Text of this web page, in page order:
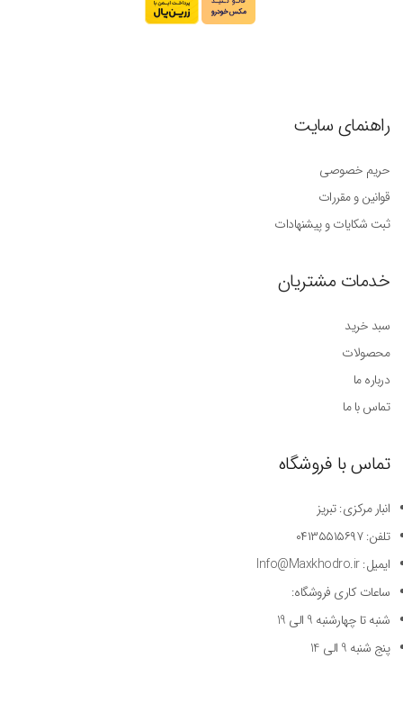
راهنمای سایت
حریم خصوصی
قوانین و مقررات
ثبت شکایات و پیشنهادات
خدمات مشتریان
سبد خرید
محصولات
درباره ما
تماس با ما
تماس با فروشگاه
انبار مرکزی: تبریز
تلفن: ۰۴۱۳۵۵۱۵۶۹۷
ایمیل: Info@Maxkhodro.ir
ساعات کاری فروشگاه:
شنبه تا چهارشنبه 9 الی 19
پنج شنبه 9 الی 14